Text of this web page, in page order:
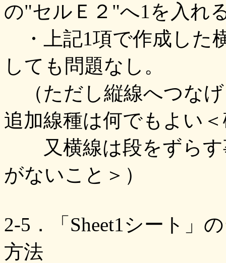
の"セルＥ２"へ1を入れ
・上記1項で作成した
しても問題なし。
（ただし縦線へつな
追加線種は何でもよい
又横線は段をずらす
がないこと＞）
2-5．「Sheet1シート」
方法